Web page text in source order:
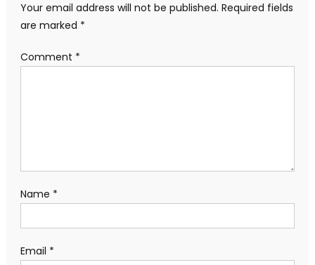
Your email address will not be published. Required fields
are marked *
Comment *
Name *
Email *